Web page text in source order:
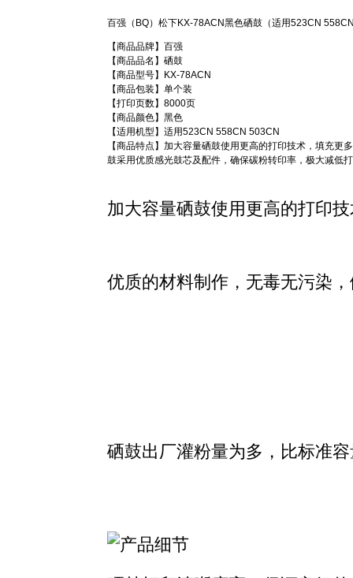
百强（BQ）松下KX-78ACN黑色硒鼓（适用523CN
【商品品牌】百强
【商品品名】硒鼓
【商品型号】KX-78ACN
【商品包装】单个装
【打印页数】8000页
【商品颜色】黑色
【适用机型】适用523CN 558CN 503CN
【商品特点】加大容量硒鼓使用更高的打印技术，填充更
鼓采用优质感光鼓芯及配件，确保碳粉转印率，极大减低
加大容量硒鼓使用更高的打印
优质的材料制作，无毒无污染
硒鼓出厂灌粉量为多，比标准